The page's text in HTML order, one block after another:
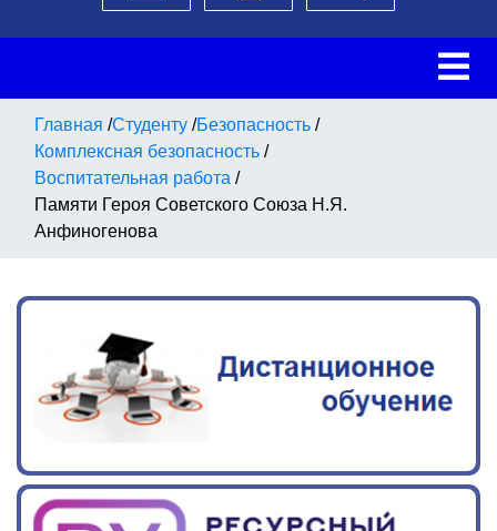
Главная /Студенту /Безопасность /
Комплексная безопасность /
Воспитательная работа /
Памяти Героя Советского Союза Н.Я.
Анфиногенова